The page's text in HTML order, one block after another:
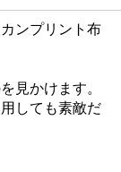
ンプリント布
見かけます。
しても素敵だ